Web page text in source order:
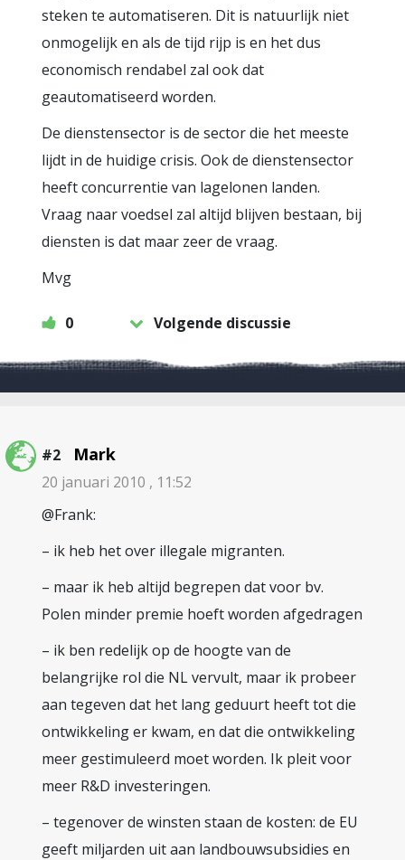
steken te automatiseren. Dit is natuurlijk niet
onmogelijk en als de tijd rijp is en het dus
economisch rendabel zal ook dat
geautomatiseerd worden.
De dienstensector is de sector die het meeste
lijdt in de huidige crisis. Ook de dienstensector
heeft concurrentie van lagelonen landen.
Vraag naar voedsel zal altijd blijven bestaan, bij
diensten is dat maar zeer de vraag.
Mvg
0 Volgende discussie
#2 Mark
20 januari 2010 , 11:52
@Frank:
– ik heb het over illegale migranten.
– maar ik heb altijd begrepen dat voor bv.
Polen minder premie hoeft worden afgedragen
– ik ben redelijk op de hoogte van de
belangrijke rol die NL vervult, maar ik probeer
aan tegeven dat het lang geduurt heeft tot die
ontwikkeling er kwam, en dat die ontwikkeling
meer gestimuleerd moet worden. Ik pleit voor
meer R&D investeringen.
– tegenover de winsten staan de kosten: de EU
geeft miljarden uit aan landbouwsubsidies en